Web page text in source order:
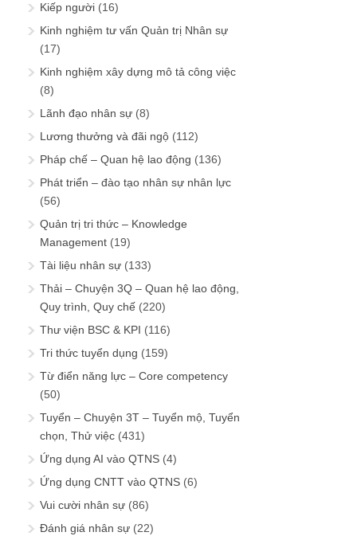
Kiếp người (16)
Kinh nghiệm tư vấn Quản trị Nhân sự
(17)
Kinh nghiệm xây dựng mô tả công việc
(8)
Lãnh đạo nhân sự (8)
Lương thưởng và đãi ngộ (112)
Pháp chế – Quan hệ lao động (136)
Phát triển – đào tạo nhân sự nhân lực
(56)
Quản trị tri thức – Knowledge
Management (19)
Tài liệu nhân sự (133)
Thải – Chuyện 3Q – Quan hệ lao động,
Quy trình, Quy chế (220)
Thư viện BSC & KPI (116)
Tri thức tuyển dụng (159)
Từ điển năng lực – Core competency
(50)
Tuyển – Chuyện 3T – Tuyển mộ, Tuyển
chọn, Thử việc (431)
Ứng dụng AI vào QTNS (4)
Ứng dụng CNTT vào QTNS (6)
Vui cười nhân sự (86)
Đánh giá nhân sự (22)